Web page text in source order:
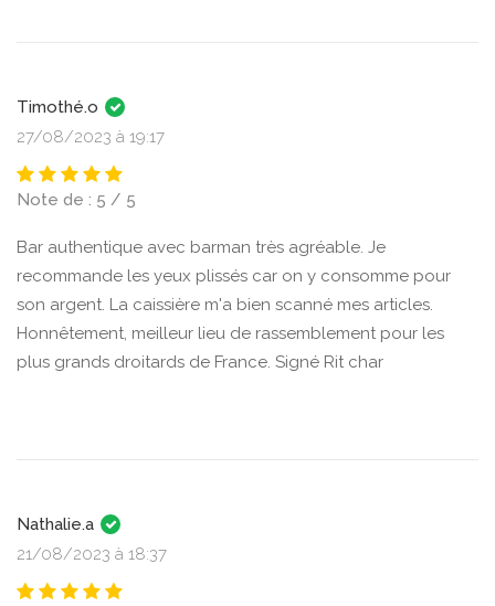
Timothé.o
27/08/2023 à 19:17
Note de : 5 / 5
Bar authentique avec barman très agréable. Je
recommande les yeux plissés car on y consomme pour
son argent. La caissière m'a bien scanné mes articles.
Honnêtement, meilleur lieu de rassemblement pour les
plus grands droitards de France. Signé Rit char
Nathalie.a
21/08/2023 à 18:37